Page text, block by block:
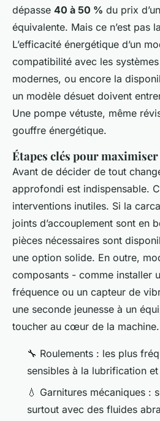
dépasse 40 à 50 % du prix
équivalente. Mais ce n’est pas
L’efficacité énergétique d’un
compatibilité avec les
modernes, ou encore la
un modèle désuet doivent
Une pompe vétuste, même
gouffre énergétique.
Étapes clés pour maximiser
Avant de décider de tout
approfondi est indispensable.
interventions inutiles. Si la
joints d’accouplement sont en
pièces nécessaires sont
une option solide. En outre,
composants - comme installer
fréquence ou un capteur de
une seconde jeunesse à un
toucher au cœur de la machine.
🔧 Roulements : les plus
sensibles à la lubrification et
💧 Garnitures mécaniques :
surtout avec des fluides